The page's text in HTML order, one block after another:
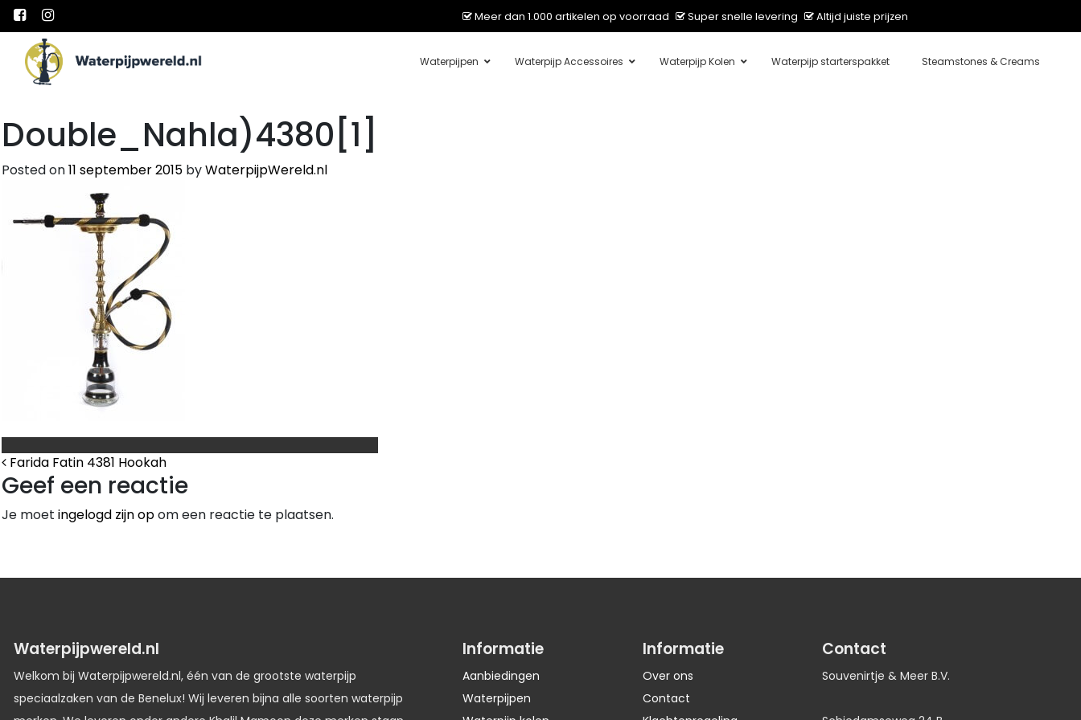
Meer dan 1.000 artikelen op voorraad Super snelle levering Altijd juiste prijzen
Main Navigation Waterpijpen Waterpijp Accessoires Waterpijp Kolen Waterpijp starterspakket Steamstones & Creams
Double_Nahla)4380[1]
Posted on11 september 2015 byWaterpijpWereld.nl
Bericht Navigatie
Farida Fatin 4381 Hookah
Geef een reactie
Je moet ingelogd zijn opom een reactie te plaatsen.
Waterpijpwereld.nl
Welkom bij Waterpijpwereld.nl, één van de grootste waterpijp
speciaalzaken van de Benelux! Wij leveren bijna alle soorten waterpijp
Informatie
Aanbiedingen
Waterpijpen
Informatie
Over ons
Contact
Contact
Souvenirtje & Meer B.V.